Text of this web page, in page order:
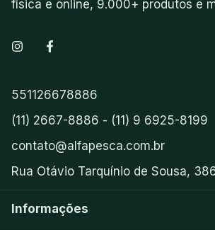
física e online, 9.000+ produtos e
551126678886
(11) 2667-8886 - (11) 9 6925-8199
contato@alfapesca.com.br
Rua Otávio Tarquínio de Sousa,
Informações